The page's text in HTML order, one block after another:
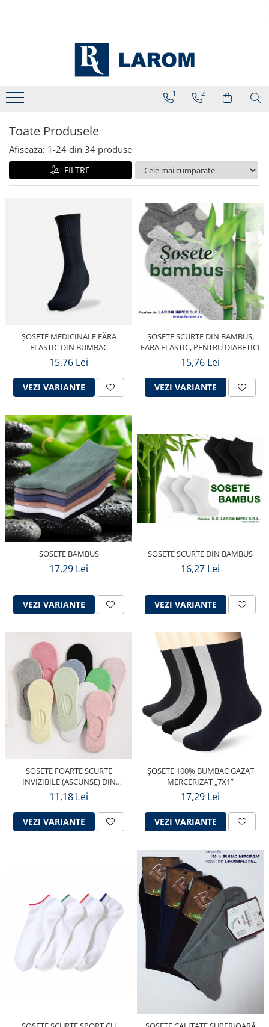
1 2
Toate Produsele
Afiseaza: 1-24 din 34 produse
FILTRE
ȘOSETE MEDICINALE FĂRĂ
ELASTIC DIN BUMBAC
15,76 Lei
VEZI VARIANTE
ȘOSETE SCURTE DIN BAMBUS,
FARA ELASTIC, PENTRU DIABETICI
15,76 Lei
VEZI VARIANTE
ȘOSETE BAMBUS
17,29 Lei
VEZI VARIANTE
SOSETE SCURTE DIN BAMBUS
16,27 Lei
VEZI VARIANTE
SOSETE FOARTE SCURTE
INVIZIBILE (ASCUNSE) DIN
BUMBAC
11,18 Lei
VEZI VARIANTE
ȘOSETE 100% BUMBAC GAZAT
MERCERIZAT „7X1”
17,29 Lei
VEZI VARIANTE